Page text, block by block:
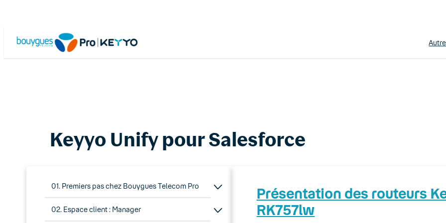
Autre
Keyyo Unify pour Salesforce
01. Premiers pas chez Bouygues Telecom Pro
02. Espace client : Manager
Présentation des routeurs
RK757lw